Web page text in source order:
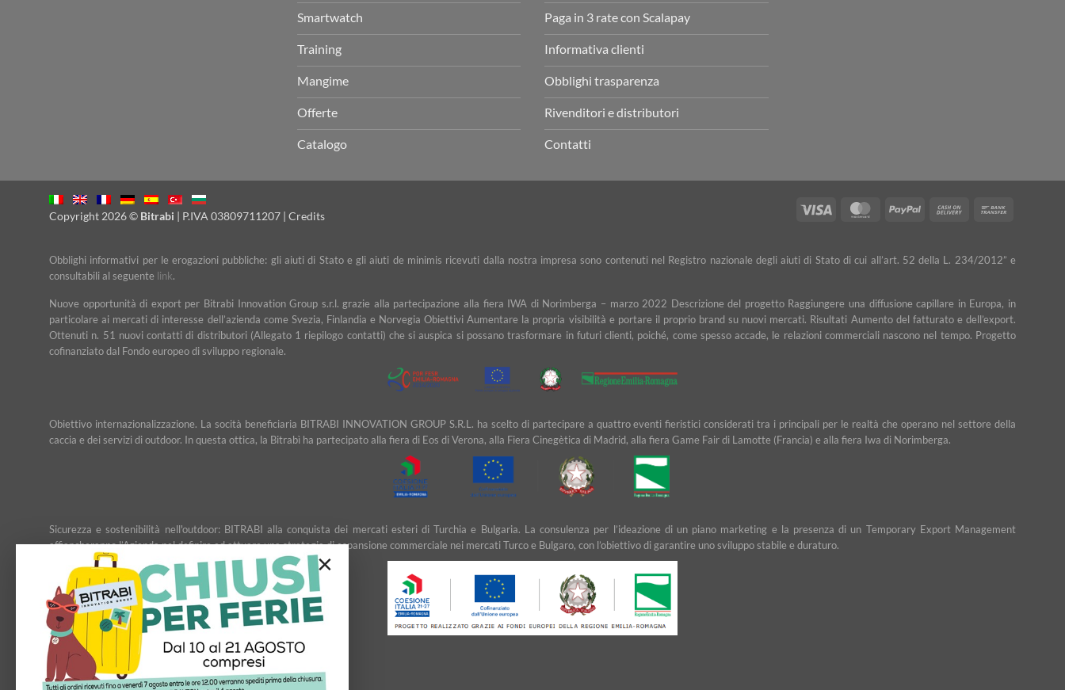
Smartwatch
Training
Mangime
Offerte
Catalogo
Paga in 3 rate con Scalapay
Informativa clienti
Obblighi trasparenza
Rivenditori e distributori
Contatti
Visa MasterCardPayPal
Cash
Copyright 2026 © Bitrabi | P.IVA 03809711207 | Credits
×
Obblighi informativi per le erogazioni pubbliche: gli aiuti di Stato e gli aiuti de minimis ricevuti dalla nostra impresa sono contenuti nel Registro nazionale degli aiuti di Stato di cui all’art. 52 della L. 234/2012” e
consultabili al seguente link.
Nuove opportunità di export per Bitrabi Innovation Group s.r.l. grazie alla partecipazione alla fiera IWA di Norimberga – marzo 2022 Descrizione del progetto Raggiungere una diffusione capillare in Europa, in
particolare ai mercati di interesse dell’azienda come Svezia, Finlandia e Norvegia Obiettivi Aumentare la propria visibilità e portare il proprio brand su nuovi mercati. Risultati Aumento del fatturato e dell’export.
Ottenuti n. 51 nuovi contatti di distributori (Allegato 1 riepilogo contatti) che si auspica si possano trasformare in futuri clienti, poiché, come spesso accade, le relazioni commerciali nascono nel tempo. Progetto
cofinanziato dal Fondo europeo di sviluppo regionale.
Obiettivo internazionalizzazione. La socità beneficiaria BITRABI INNOVATION GROUP S.R.L. ha scelto di partecipare a quattro eventi fieristici considerati tra i principali per le realtà che operano nel settore della
caccia e dei servizi di outdoor. In questa ottica, la Bitrabì ha partecipato alla fiera di Eos di Verona, alla Fiera Cinegètica di Madrid, alla fiera Game Fair di Lamotte (Francia) e alla fiera Iwa di Norimberga.
Sicurezza e sostenibilità nell'outdoor: BITRABI alla conquista dei mercati esteri di Turchia e Bulgaria. La consulenza per l’ideazione di un piano marketing e la presenza di un Temporary Export Management
affiancheranno l’Azienda nel definire ed attuare una strategia di espansione commerciale nei mercati Turco e Bulgaro, con l’obiettivo di garantire uno sviluppo stabile e duraturo.